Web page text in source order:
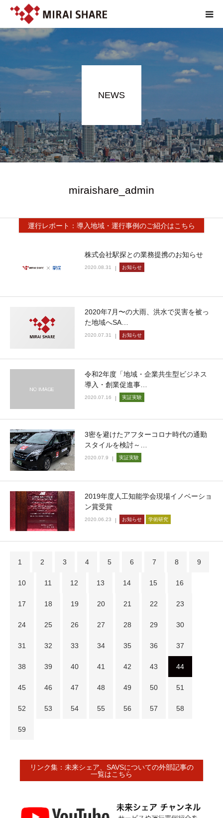
NEWS
miraishare_admin
運行レポート：導入地域・運行事例のご紹介はこちら
株式会社駅探との業務提携のお知らせ
2020.08.31 お知らせ
2020年7月〜の大雨、洪水で災害を被っ
た地域へSA…
2020.07.31 お知らせ
令和2年度「地域・企業共生型ビジネス
導入・創業促進事…
2020.07.16 実証実験
3密を避けたアフターコロナ時代の通勤
スタイルを検討～…
2020.07.9 実証実験
2019年度人工知能学会現場イノベーショ
ン賞受賞
2020.06.23 お知らせ 学術研究
1 2 3 4 5 6 7 8 9
10 11 12 13 14 15 16
17 18 19 20 21 22 23
24 25 26 27 28 29 30
31 32 33 34 35 36 37
38 39 40 41 42 43 44
45 46 47 48 49 50 51
52 53 54 55 56 57 58
59
リンク集：未来シェア、SAVSについての外部記事の
一覧はこちら
NEWS
TECHNOLOGY
SERVICE
REPORT
ABOUT